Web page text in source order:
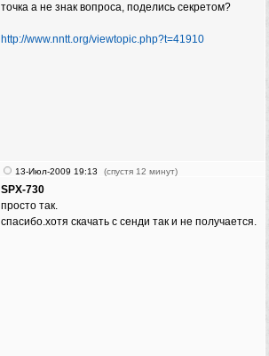
точка а не знак вопроса, поделись секретом?
http://www.nntt.org/viewtopic.php?t=41910
13-Июл-2009 19:13 (спустя 12 минут)
SPX-730
просто так.
спасибо.хотя скачать с сенди так и не получается.